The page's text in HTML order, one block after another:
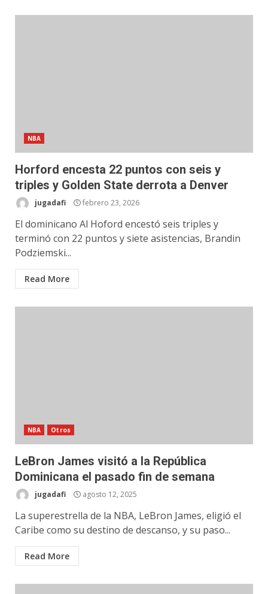
NBA
Horford encesta 22 puntos con seis y
triples y Golden State derrota a Denver
jugadafi febrero 23, 2026
El dominicano Al Hoford encestó seis triples y
terminó con 22 puntos y siete asistencias, Brandin
Podziemski...
Read More
NBA Otros
LeBron James visitó a la República
Dominicana el pasado fin de semana
jugadafi agosto 12, 2025
La superestrella de la NBA, LeBron James, eligió el
Caribe como su destino de descanso, y su paso...
Read More